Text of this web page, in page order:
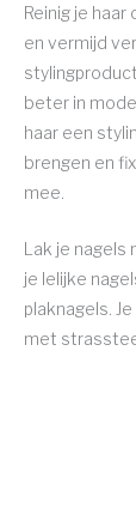
Reinig je
en vermijd
beter in
haar een
brengen en
mee.
Lak je nagels
je lelijke
plaknagels.
met